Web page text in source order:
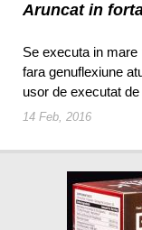
Aruncat in
Se executa in
fara genuflexiune
usor de executat
14 Feb, 2016